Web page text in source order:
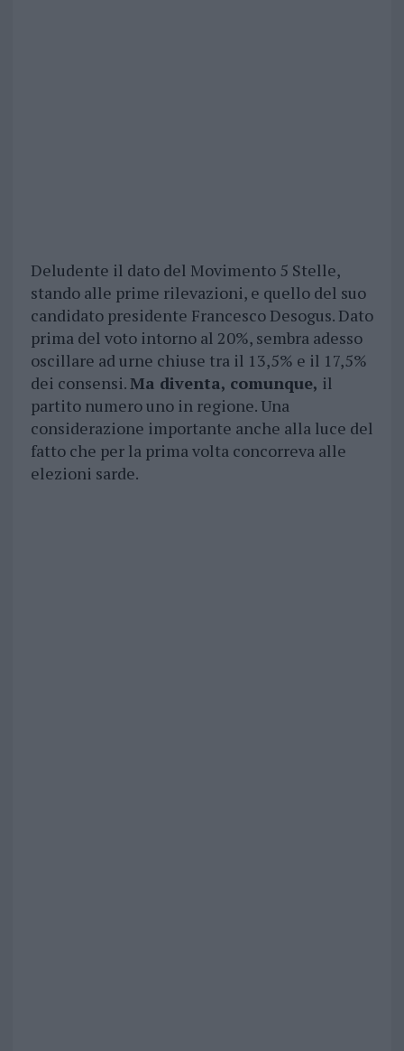
Deludente il dato del Movimento 5 Stelle,
stando alle prime rilevazioni, e quello del suo
candidato presidente Francesco Desogus. Dato
prima del voto intorno al 20%, sembra adesso
oscillare ad urne chiuse tra il 13,5% e il 17,5%
dei consensi.Ma diventa, comunque, il
partito numero uno in regione. Una
considerazione importante anche alla luce del
fatto che per la prima volta concorreva alle
elezioni sarde.